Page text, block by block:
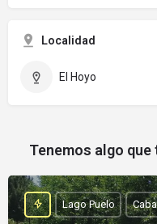
Localidad
El Hoyo
Tenemos algo
Lago Puelo